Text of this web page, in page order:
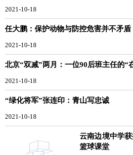
2021-10-18
任大鹏：保护动物与防控危害并不矛盾
2021-10-18
北京“双减”两月：一位90后班主任的“
2021-10-18
“绿化将军”张连印：青山写忠诚
2021-10-18
云南边境中学
篮球课堂